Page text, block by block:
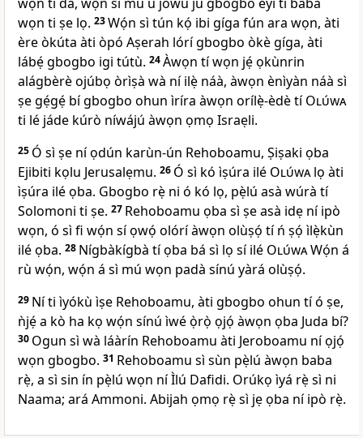
wọn ti ṣe lọ. 23Wọ́n sì tún kọ́ ibi gíga fún ara wọn, àti
ère òkúta àti òpó Aṣerah lórí gbogbo òkè gíga, àti
lábẹ́ gbogbo igi tútù. 24Àwọn tí wọn jẹ́ ọkùnrin
alágbèrè ojúbọ òrìṣà wà ní ilẹ̀ náà, àwọn ènìyàn náà sì
ṣe gẹ́gẹ́ bí gbogbo ohun ìríra àwọn orílẹ̀-èdè tíOlúwa
ti lé jáde kúrò níwájú àwọn ọmọ Israẹli.
25 Ó sì ṣe ní ọdún karùn-ún Rehoboamu, Ṣiṣaki ọba
Ejibiti kọlu Jerusalẹmu. 26 Ó sì kó ìṣúra ilé Olúwalọ àti
ìṣúra ilé ọba. Gbogbo rẹ̀ ni ó kó lọ, pẹ̀lú asà wúrà tí
Solomoni ti ṣe. 27 Rehoboamu ọba sì ṣe asà idẹ ní ipò
wọn, ó sì fi wọ́n sí ọwọ́ olórí àwọn olùṣọ́ tí ń ṣọ́ ìlẹ̀kùn
ilé ọba. 28 Nígbàkígbà tí ọba bá sì lọ sí ilé OlúwaWọ́n á
rù wọ́n, wọ́n á sì mú wọn padà sínú yàrá olùṣọ́.
29 Ní ti ìyókù ìṣe Rehoboamu, àti gbogbo ohun tí ó ṣe,
ǹjẹ́ a kò ha kọ wọ́n sínú ìwé ọ̀rọ̀ ọjọ́ àwọn ọba Juda bí?
30 Ogun sì wà láàrín Rehoboamu àti Jeroboamu ní ọjọ́
wọn gbogbo. 31 Rehoboamu sì sùn pẹ̀lú àwọn baba
rẹ̀, a sì sin ín pẹ̀lú wọn ní Ìlú Dafidi. Orúkọ ìyá rẹ̀ sì ni
Naama; ará Ammoni. Abijah ọmọ rẹ̀ sì jẹ ọba ní ipò rẹ̀.